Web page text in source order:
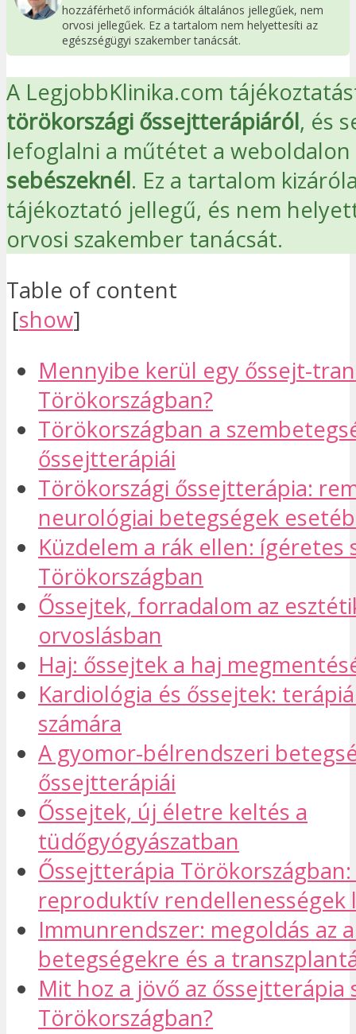
hozzáférhető információk általános jellegűek, nem
orvosi jellegűek. Ez a tartalom nem helyettesíti az
egészségügyi szakember tanácsát.
A LegjobbKlinika.com
törökországi őssejtterápiáról, és
lefoglalni a műtétet a weboldalon
sebészeknél. Ez a tartalom
tájékoztató jellegű, és nem
orvosi szakember tanácsát.
Table of content
[show]
Mennyibe kerül egy őssejt-
Törökországban?
Törökországban a
őssejtterápiái
Törökországi őssejtterápia:
neurológiai betegségek
Küzdelem a rák ellen: ígéretes
Törökországban
Őssejtek, forradalom az
orvoslásban
Haj: őssejtek a haj
Kardiológia és őssejtek:
számára
A gyomor-bélrendszeri
őssejtterápiái
Őssejtek, új életre keltés a
tüdőgyógyászatban
Őssejtterápia Törökországban:
reproduktív rendellenességek
Immunrendszer: megoldás az
betegségekre és a
Mit hoz a jövő az őssejtterápia
Törökországban?